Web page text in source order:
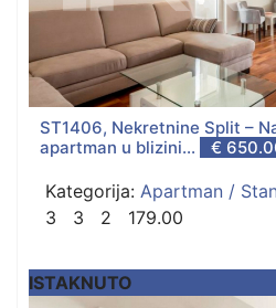
ST1406, Nekretnine Split –
apartman u blizini...
€
Kategorija: Apartman / Stan
3
3 2 179.00
ISTAKNUTO